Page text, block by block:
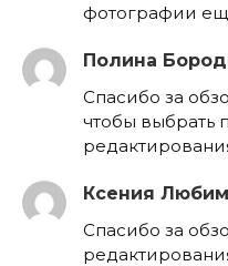
фотографии
Полина
Спасибо за
чтобы выбрать
Ксения
Спасибо за